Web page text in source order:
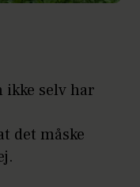
ikke selv har
det måske